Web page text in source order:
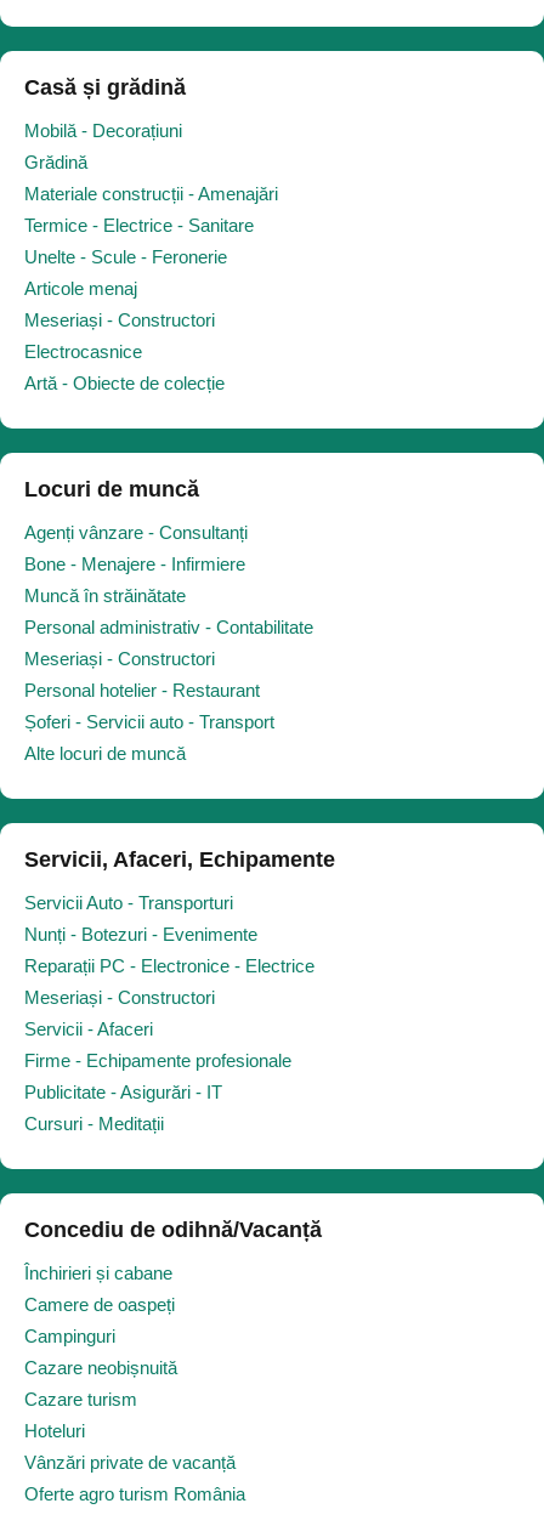
Casă și grădină
Mobilă - Decorațiuni
Grădină
Materiale construcții - Amenajări
Termice - Electrice - Sanitare
Unelte - Scule - Feronerie
Articole menaj
Meseriași - Constructori
Electrocasnice
Artă - Obiecte de colecție
Locuri de muncă
Agenți vânzare - Consultanți
Bone - Menajere - Infirmiere
Muncă în străinătate
Personal administrativ - Contabilitate
Meseriași - Constructori
Personal hotelier - Restaurant
Șoferi - Servicii auto - Transport
Alte locuri de muncă
Servicii, Afaceri, Echipamente
Servicii Auto - Transporturi
Nunți - Botezuri - Evenimente
Reparații PC - Electronice - Electrice
Meseriași - Constructori
Servicii - Afaceri
Firme - Echipamente profesionale
Publicitate - Asigurări - IT
Cursuri - Meditații
Concediu de odihnă/Vacanță
Închirieri și cabane
Camere de oaspeți
Campinguri
Cazare neobișnuită
Cazare turism
Hoteluri
Vânzări private de vacanță
Oferte agro turism România